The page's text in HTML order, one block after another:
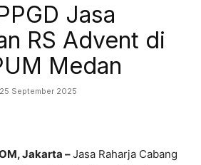
Jasa
RS Advent di
Medan
25 September 2025
Jakarta –Jasa Raharja Cabang